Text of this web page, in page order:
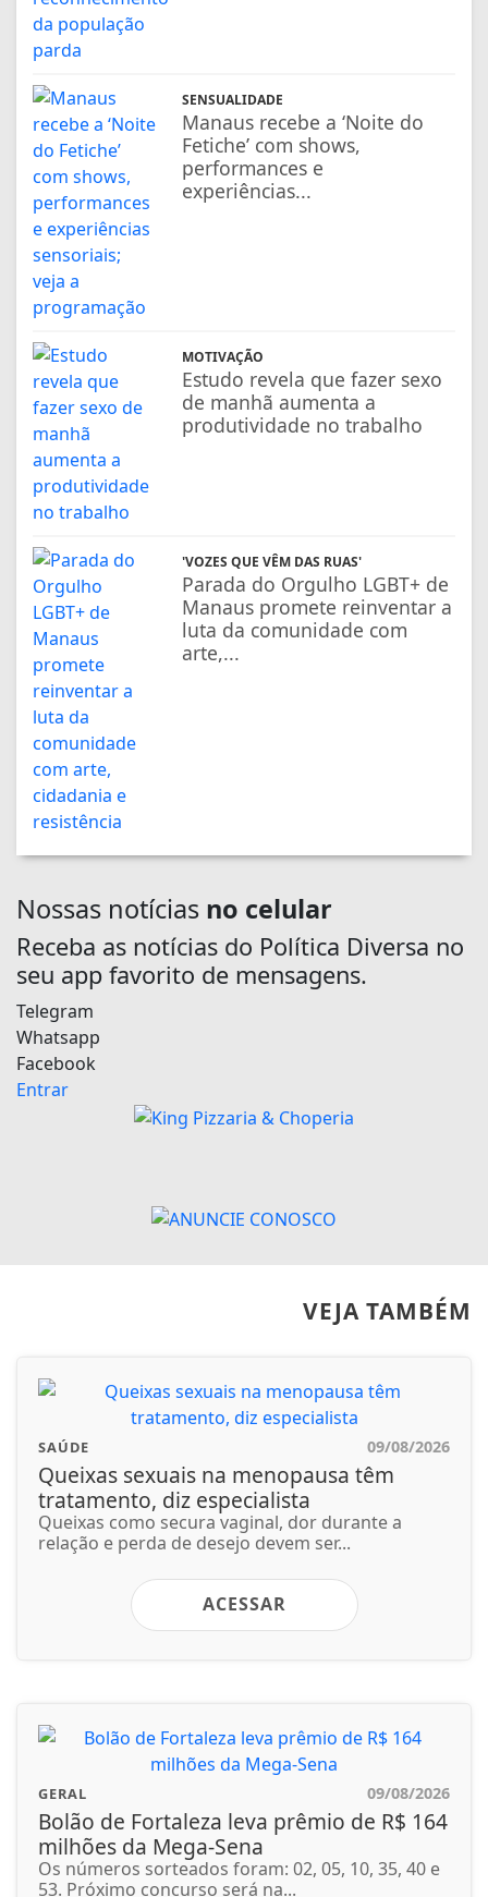
SENSUALIDADE
Manaus recebe a ‘Noite do
Fetiche’ com shows,
performances e
experiências...
MOTIVAÇÃO
Estudo revela que fazer sexo
de manhã aumenta a
produtividade no trabalho
'VOZES QUE VÊM DAS RUAS'
Parada do Orgulho LGBT+ de
Manaus promete reinventar a
luta da comunidade com
arte,...
Nossas notícias no celular
Receba as notícias do Política Diversa no
seu app favorito de mensagens.
Telegram
Whatsapp
Facebook
Entrar
VEJA TAMBÉM
SAÚDE 09/08/2026
Queixas sexuais na menopausa têm
tratamento, diz especialista
Queixas como secura vaginal, dor durante a
relação e perda de desejo devem ser...
ACESSAR
GERAL 09/08/2026
Bolão de Fortaleza leva prêmio de R$ 164
milhões da Mega-Sena
Os números sorteados foram: 02, 05, 10, 35, 40 e
53. Próximo concurso será na...